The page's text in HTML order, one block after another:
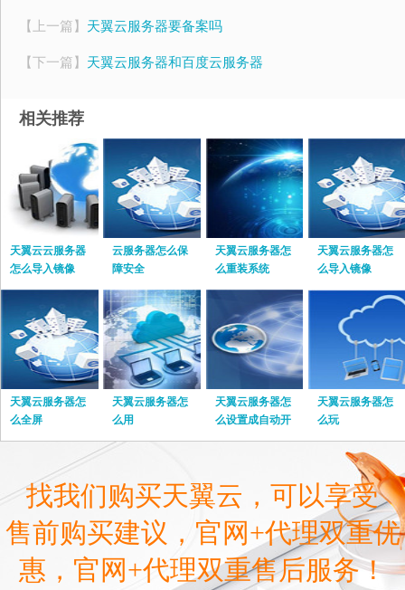
【上一篇】 天翼云服务器要备案吗
【下一篇】 天翼云服务器和百度云服务器
相关推荐
天翼云云服务器
怎么导入镜像
云服务器怎么保
障安全
天翼云服务器怎
么重装系统
天翼云服务器怎
么导入镜像
天翼云服务器怎
么全屏
天翼云服务器怎
么用
天翼云服务器怎
么设置成自动开
关机
天翼云服务器怎
么玩
找我们购买天翼云，可以享受
售前购买建议，官网+代理双重优
惠，官网+代理双重售后服务！